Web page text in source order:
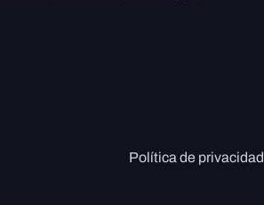
Política de privacidad